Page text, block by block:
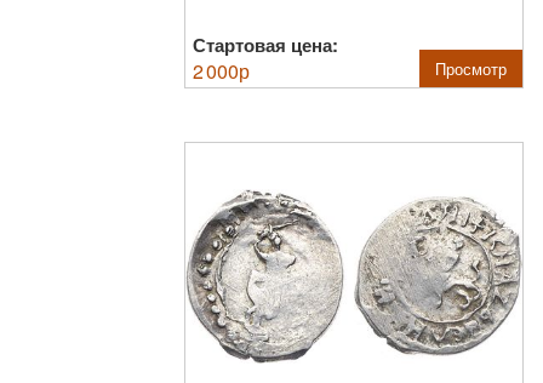
Стартовая цена:
2 000р Просмотр